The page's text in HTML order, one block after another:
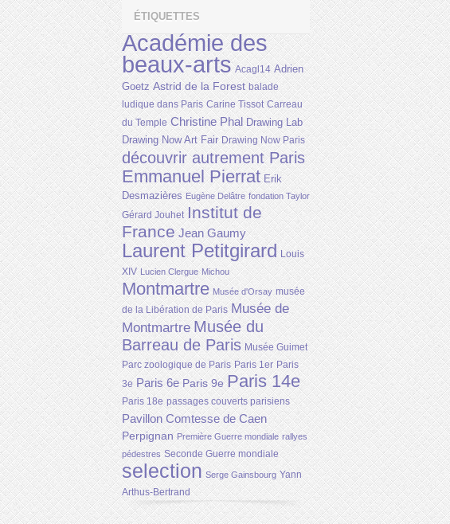
ÉTIQUETTES
Académie des
beaux-arts Acagl14 Adrien
Goetz Astrid de la Forest balade
ludique dans Paris Carine Tissot Carreau
du Temple Christine Phal Drawing Lab
Drawing Now Art Fair Drawing Now Paris
découvrir autrement Paris
Emmanuel Pierrat Erik
Desmazières Eugène Delâtre fondation Taylor
Gérard Jouhet Institut de
France Jean Gaumy
Laurent Petitgirard Louis
XIV Lucien Clergue Michou
Montmartre Musée d'Orsay musée
de la Libération de Paris Musée de
Montmartre Musée du
Barreau de Paris Musée Guimet
Parc zoologique de Paris Paris 1er Paris
3e Paris 6e Paris 9e Paris 14e
Paris 18e passages couverts parisiens
Pavillon Comtesse de Caen
Perpignan Première Guerre mondiale rallyes
pédestres Seconde Guerre mondiale
selection Serge Gainsbourg Yann
Arthus-Bertrand